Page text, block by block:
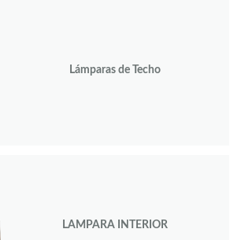
Lámparas de Techo
LAMPARA INTERIOR